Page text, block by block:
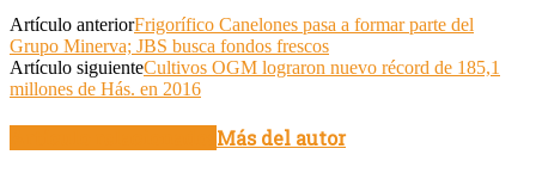
Artículo anteriorFrigorífico Canelones pasa a formar parte del
Grupo Minerva; JBS busca fondos frescos
Artículo siguienteCultivos OGM lograron nuevo récord de 185,1
millones de Hás. en 2016
Más del autor